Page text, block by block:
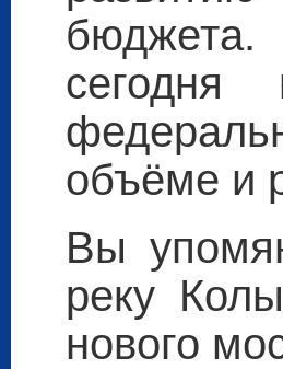
сегодня
объёме и
Вы
реку
нового